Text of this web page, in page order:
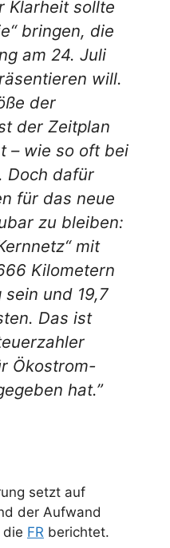
Klarheit sollte
bringen, die
am 24. Juli
will.
der
der Zeitplan
– wie so oft bei
Doch dafür
für das neue
zu bleiben:
mit
Kilometern
und 19,7
Das ist
Ökostrom-
hat.”
setzt auf
der Aufwand
FR berichtet.